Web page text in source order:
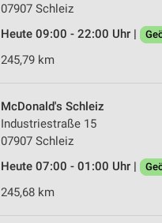
07907 Schleiz
Heute 09:00 - 22:00 Uhr |
245,79 km
McDonald's Schleiz
Industriestraße 15
07907 Schleiz
Heute 07:00 - 01:00 Uhr |
245,68 km